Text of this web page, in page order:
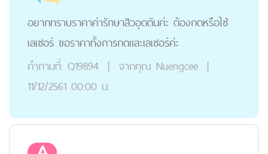
อยากทราบราคาค่ารักษาสิวอุดตันค่ะ ต้องกดหรือใช้
เลเซอร์ ขอราคาทั้งการกดและเลเซอร์ค่ะ
คำถามที่: Q19894 | จากคุณ Nuengcee |
11/12/2561 00:00 น.